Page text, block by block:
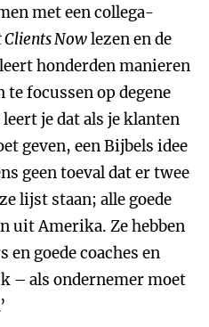
met een collega-
Clients Nowlezen en de
honderden manieren
focussen op degene
je dat als je klanten
geven, een Bijbels idee
geen toeval dat er twee
lijst staan; alle goede
uit Amerika. Ze hebben
en goede coaches en
– als ondernemer moet